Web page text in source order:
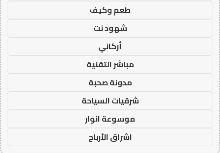
طعم وكيف
شهود نت
أركاني
مباشر التقنية
مدونة صحبة
شرقيات السياحة
موسوعة انوار
اشراق الأرباح